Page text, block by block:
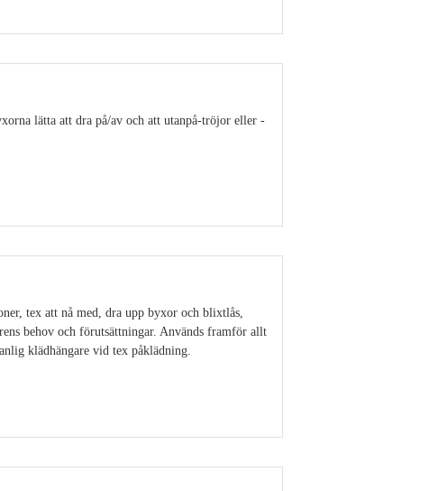
lätta att dra på/av och att utanpå-tröjor eller -
tex att nå med, dra upp byxor och blixtlås,
behov och förutsättningar. Används framför allt
klädhängare vid tex påklädning.